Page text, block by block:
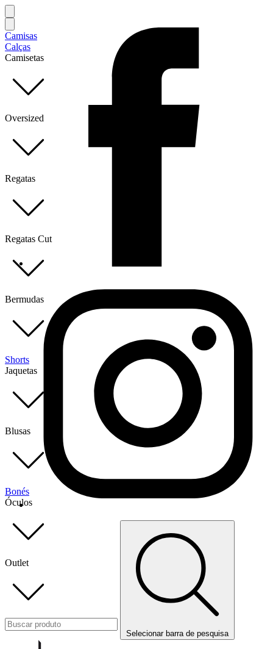
Camisas
Calças
Camisetas
Oversized
Regatas
Regatas Cut
Bermudas
Shorts
Jaquetas
Blusas
Bonés
Óculos
Outlet
Selecionar barra de pesquisa